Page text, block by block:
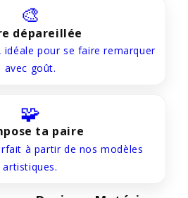
🎨
dépareillée
idéale pour se faire remarquer
avec goût.
🧩
ta paire
à partir de nos modèles
artistiques.